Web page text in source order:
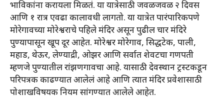
भाविकांना करायला मिळतं. या यात्रेसाठी जवळजवळ २ दिवस
आणि १ रात्र एवढा कालावधी लागतो. या यात्रेत पारंपारिकपणे
मोरेगावच्या मोरेश्वराचे पहिले मंदिर असून पुढील चार मंदिरे
पुण्यापासून खूप दूर आहेत. मोरेश्वर मोरेगाव, सिद्धटेक, पाली,
महाड, थेऊर, लेण्याद्री, ओझर आणि सर्वात शेवटचा गणपती
म्हणजे पुण्यातील रांझणगावचा आहे. यासाठी देवस्थान ट्रस्टकडून
परिपत्रक काढण्यात आलेलं आहे आणि त्यात मंदिर प्रवेशासाठी
पोशाखविषयक नियम सांगण्यात आलेले आहेत.